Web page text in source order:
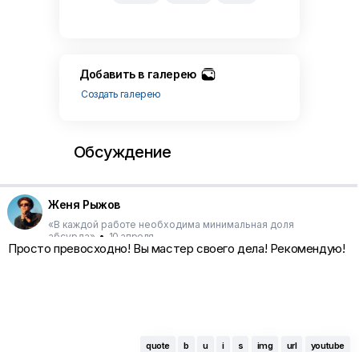
Добавить в галерею
Создать галерею
Обсуждение
Женя Рыжов
«В каждой работе необходима минимальная доля
абсурда» • 10 апреля
Просто превосходно! Вы мастер своего дела! Рекомендую!
quote b u i s img url youtube